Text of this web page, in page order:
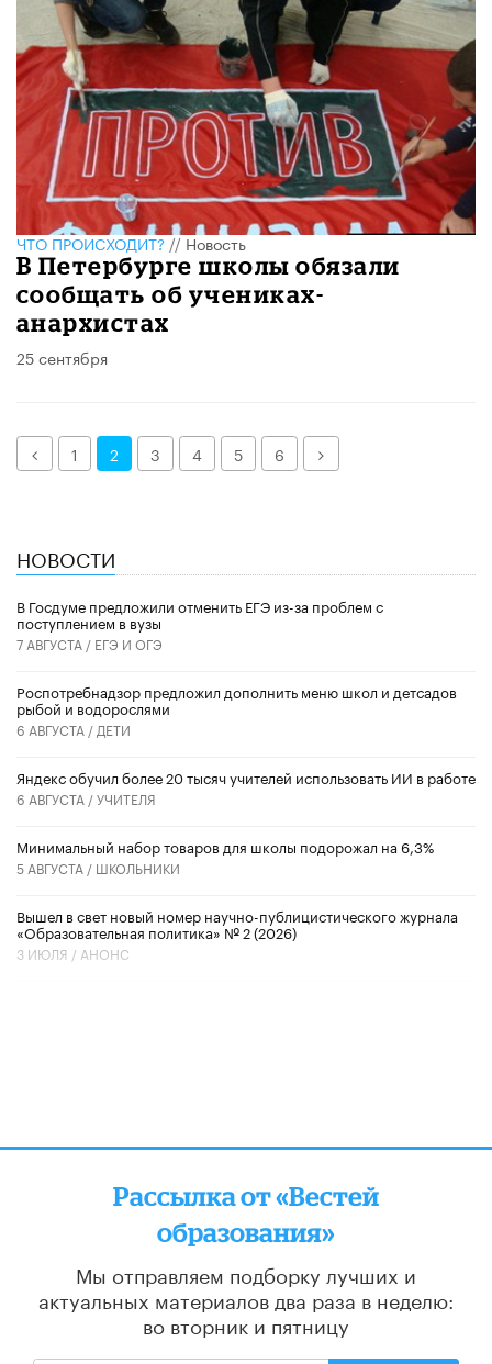
ЧТО ПРОИСХОДИТ?//Новость
В Петербурге школы обязали
сообщать об учениках-
анархистах
25 сентября
Назад1 2 3 4 5 6 Далее
НОВОСТИ
В Госдуме предложили отменить ЕГЭ из-за проблем с
поступлением в вузы
7 АВГУСТА / ЕГЭ И ОГЭ
Роспотребнадзор предложил дополнить меню школ и детсадов
рыбой и водорослями
6 АВГУСТА / ДЕТИ
​Яндекс обучил более 20 тысяч учителей использовать ИИ в работе
6 АВГУСТА /УЧИТЕЛЯ
Минимальный набор товаров для школы подорожал на 6,3%
5 АВГУСТА / ШКОЛЬНИКИ
Вышел в свет новый номер научно-публицистического журнала
«Образовательная политика» № 2 (2026)
3 ИЮЛЯ / АНОНС
Рассылка от «Вестей
образования»
Мы отправляем подборку лучших и
актуальных материалов два раза в неделю:
во вторник и пятницу